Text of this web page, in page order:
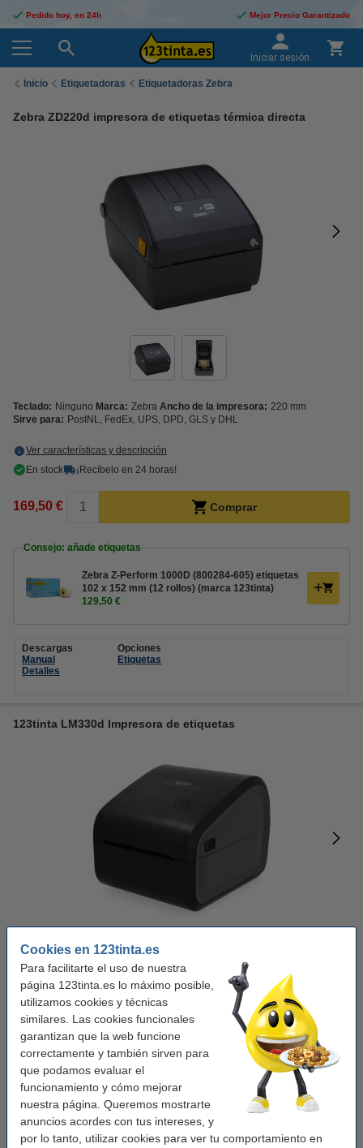
Cookies en 123tinta.es
Para facilitarte el uso de nuestra
página 123tinta.es lo máximo posible,
utilizamos cookies y técnicas
similares. Las cookies funcionales
garantizan que la web funcione
correctamente y también sirven para
que podamos evaluar el
funcionamiento y cómo mejorar
nuestra página. Queremos mostrarte
anuncios acordes con tus intereses, y
por lo tanto, utilizar cookies para ver tu comportamiento en
Pedido hoy, en 24h Mejor Precio Garantizado
Iniciar sesión
Inicio Etiquetadoras Etiquetadoras Zebra
Zebra ZD220d impresora de etiquetas térmica directa
Teclado: Ninguno Marca: Zebra Ancho de la impresora: 220 mm
Sirve para: PostNL, FedEx, UPS, DPD, GLS y DHL
Ver características y descripción
En stock
¡Recíbelo en 24 horas!
169,50 € Comprar
Consejo: añade etiquetas
Zebra Z-Perform 1000D (800284-605) etiquetas
102 x 152 mm (12 rollos) (marca 123tinta)
129,50 €
Descargas
Manual
Detalles
Opciones
Etiquetas
123tinta LM330d Impresora de etiquetas
Marca: 123tinta Tecnología impresión:
térmica directa
Tipo: Impresora de etiquetas
Sirve para: PostNL, FedEx, UPS, DPD, GLS y DHL
Ver características y descripción
En almacén externo
92,50 € Comprar